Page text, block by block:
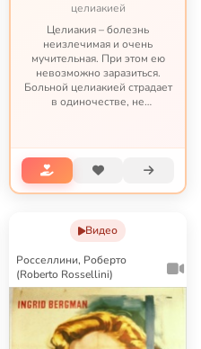
целиакией
Целиакия – болезнь
неизлечимая и очень
мучительная. При этом ею
невозможно заразиться.
Больной целиакией страдает
в одиночестве, не
потомков. С целиакией
можно жить – но это трудная
жизнь по непростым пр...
Видео
Росселлини, Роберто
(Roberto Rossellini)